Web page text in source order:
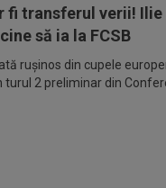
fi transferul verii! Ilie
să ia la FCSB
rușinos din cupele
2 preliminar din